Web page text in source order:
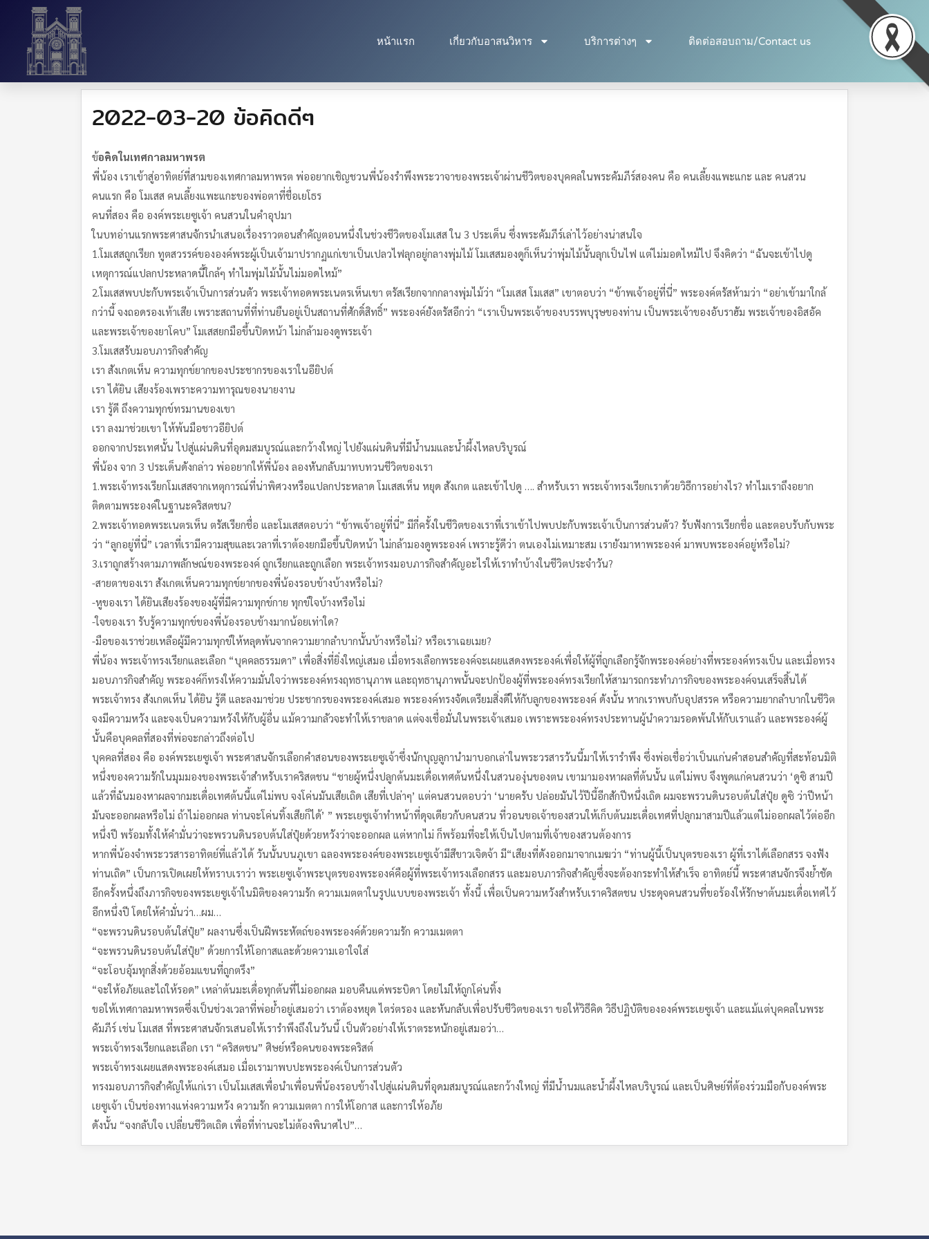
หน้าแรก เกี่ยวกับอาสนวิหาร บริการต่างๆ ติดต่อสอบถาม/Contact us
2022-03-20 ข้อคิดดีๆ
ข้อคิดในเทศกาลมหาพรต
พี่น้อง เราเข้าสู่อาทิตย์ที่สามของเทศกาลมหาพรต พ่ออยากเชิญชวนพี่น้องรำพึงพระวาจาของพระเจ้าผ่านชีวิตของบุคคลในพระคัมภีร์สองคน คือ คนเลี้ยงแพะแกะ และ คนสวน
คนแรก คือ โมเสส คนเลี้ยงแพะแกะของพ่อตาที่ชื่อเยโธร
คนที่สอง คือ องค์พระเยซูเจ้า คนสวนในคำอุปมา
ในบทอ่านแรกพระศาสนจักรนำเสนอเรื่องราวตอนสำคัญตอนหนึ่งในช่วงชีวิตของโมเสส ใน 3 ประเด็น ซึ่งพระคัมภีร์เล่าไว้อย่างน่าสนใจ
1.โมเสสถูกเรียก ทูตสวรรค์ขององค์พระผู้เป็นเจ้ามาปรากฏแก่เขาเป็นเปลวไฟลุกอยู่กลางพุ่มไม้ โมเสสมองดูก็เห็นว่าพุ่มไม้นั้นลุกเป็นไฟ แต่ไม่มอดไหม้ไป จึงคิดว่า “ฉันจะเข้าไปดู
เหตุการณ์แปลกประหลาดนี้ใกล้ๆ ทำไมพุ่มไม้นั้นไม่มอดไหม้”
2.โมเสสพบปะกับพระเจ้าเป็นการส่วนตัว พระเจ้าทอดพระเนตรเห็นเขา ตรัสเรียกจากกลางพุ่มไม้ว่า “โมเสส โมเสส” เขาตอบว่า “ข้าพเจ้าอยู่ที่นี่” พระองค์ตรัสห้ามว่า “อย่าเข้ามาใกล้
กว่านี้ จงถอดรองเท้าเสีย เพราะสถานที่ที่ท่านยืนอยู่เป็นสถานที่ศักดิ์สิทธิ์” พระองค์ยังตรัสอีกว่า “เราเป็นพระเจ้าของบรรพบุรุษของท่าน เป็นพระเจ้าของอับราฮัม พระเจ้าของอิสอัค
และพระเจ้าของยาโคบ” โมเสสยกมือขึ้นปิดหน้า ไม่กล้ามองดูพระเจ้า
3.โมเสสรับมอบภารกิจสำคัญ
เรา สังเกตเห็น ความทุกข์ยากของประชากรของเราในอียิปต์
เรา ได้ยิน เสียงร้องเพราะความทารุณของนายงาน
เรา รู้ดี ถึงความทุกข์ทรมานของเขา
เรา ลงมาช่วยเขา ให้พ้นมือชาวอียิปต์
ออกจากประเทศนั้น ไปสู่แผ่นดินที่อุดมสมบูรณ์และกว้างใหญ่ ไปยังแผ่นดินที่มีน้ำนมและน้ำผึ้งไหลบริบูรณ์
พี่น้อง จาก 3 ประเด็นดังกล่าว พ่ออยากให้พี่น้อง ลองหันกลับมาทบทวนชีวิตของเรา
1.พระเจ้าทรงเรียกโมเสสจากเหตุการณ์ที่น่าพิศวงหรือแปลกประหลาด โมเสสเห็น หยุด สังเกต และเข้าไปดู …. สำหรับเรา พระเจ้าทรงเรียกเราด้วยวิธีการอย่างไร? ทำไมเราถึงอยาก
ติดตามพระองค์ในฐานะคริสตชน?
2.พระเจ้าทอดพระเนตรเห็น ตรัสเรียกชื่อ และโมเสสตอบว่า “ข้าพเจ้าอยู่ที่นี่” มีกี่ครั้งในชีวิตของเราที่เราเข้าไปพบปะกับพระเจ้าเป็นการส่วนตัว? รับฟังการเรียกชื่อ และตอบรับกับพระ
ว่า “ลูกอยู่ที่นี่” เวลาที่เรามีความสุขและเวลาที่เราต้องยกมือขึ้นปิดหน้า ไม่กล้ามองดูพระองค์ เพราะรู้ดีว่า ตนเองไม่เหมาะสม เรายังมาหาพระองค์ มาพบพระองค์อยู่หรือไม่?
3.เราถูกสร้างตามภาพลักษณ์ของพระองค์ ถูกเรียกและถูกเลือก พระเจ้าทรงมอบภารกิจสำคัญอะไรให้เราทำบ้างในชีวิตประจำวัน?
-สายตาของเรา สังเกตเห็นความทุกข์ยากของพี่น้องรอบข้างบ้างหรือไม่?
-หูของเรา ได้ยินเสียงร้องของผู้ที่มีความทุกข์กาย ทุกข์ใจบ้างหรือไม่
-ใจของเรา รับรู้ความทุกข์ของพี่น้องรอบข้างมากน้อยเท่าใด?
-มือของเราช่วยเหลือผู้มีความทุกข์ให้หลุดพ้นจากความยากลำบากนั้นบ้างหรือไม่? หรือเราเฉยเมย?
พี่น้อง พระเจ้าทรงเรียกและเลือก “บุคคลธรรมดา” เพื่อสิ่งที่ยิ่งใหญ่เสมอ เมื่อทรงเลือกพระองค์จะเผยแสดงพระองค์เพื่อให้ผู้ที่ถูกเลือกรู้จักพระองค์อย่างที่พระองค์ทรงเป็น และเมื่อทรง
มอบภารกิจสำคัญ พระองค์ก็ทรงให้ความมั่นใจว่าพระองค์ทรงฤทธานุภาพ และฤทธานุภาพนั้นจะปกป้องผู้ที่พระองค์ทรงเรียกให้สามารถกระทำภารกิจของพระองค์จนเสร็จสิ้นได้
พระเจ้าทรง สังเกตเห็น ได้ยิน รู้ดี และลงมาช่วย ประชากรของพระองค์เสมอ พระองค์ทรงจัดเตรียมสิ่งดีให้กับลูกของพระองค์ ดังนั้น หากเราพบกับอุปสรรค หรือความยากลำบากในชีวิต
จงมีความหวัง และจงเป็นความหวังให้กับผู้อื่น แม้ความกลัวจะทำให้เราขลาด แต่จงเชื่อมั่นในพระเจ้าเสมอ เพราะพระองค์ทรงประทานผู้นำความรอดพ้นให้กับเราแล้ว และพระองค์ผู้
นั้นคือบุคคลที่สองที่พ่อจะกล่าวถึงต่อไป
บุคคลที่สอง คือ องค์พระเยซูเจ้า พระศาสนจักรเลือกคำสอนของพระเยซูเจ้าซึ่งนักบุญลูกานำมาบอกเล่าในพระวรสารวันนี้มาให้เรารำพึง ซึ่งพ่อเชื่อว่าเป็นแก่นคำสอนสำคัญที่สะท้อนมิติ
หนึ่งของความรักในมุมมองของพระเจ้าสำหรับเราคริสตชน “ชายผู้หนึ่งปลูกต้นมะเดื่อเทศต้นหนึ่งในสวนองุ่นของตน เขามามองหาผลที่ต้นนั้น แต่ไม่พบ จึงพูดแก่คนสวนว่า ‘ดูซิ สามปี
แล้วที่ฉันมองหาผลจากมะเดื่อเทศต้นนี้แต่ไม่พบ จงโค่นมันเสียเถิด เสียที่เปล่าๆ’ แต่คนสวนตอบว่า ‘นายครับ ปล่อยมันไว้ปีนี้อีกสักปีหนึ่งเถิด ผมจะพรวนดินรอบต้นใส่ปุ๋ย ดูซิ ว่าปีหน้า
มันจะออกผลหรือไม่ ถ้าไม่ออกผล ท่านจะโค่นทิ้งเสียก็ได้’ ” พระเยซูเจ้าทำหน้าที่ดุจเดียวกับคนสวน ที่วอนขอเจ้าของสวนให้เก็บต้นมะเดื่อเทศที่ปลูกมาสามปีแล้วแต่ไม่ออกผลไว้ต่ออีก
หนึ่งปี พร้อมทั้งให้คำมั่นว่าจะพรวนดินรอบต้นใส่ปุ๋ยด้วยหวังว่าจะออกผล แต่หากไม่ ก็พร้อมที่จะให้เป็นไปตามที่เจ้าของสวนต้องการ
หากพี่น้องจำพระวรสารอาทิตย์ที่แล้วได้ วันนั้นบนภูเขา ฉลองพระองค์ของพระเยซูเจ้ามีสีขาวเจิดจ้า มี“เสียงที่ดังออกมาจากเมฆว่า “ท่านผู้นี้เป็นบุตรของเรา ผู้ที่เราได้เลือกสรร จงฟัง
ท่านเถิด” เป็นการเปิดเผยให้ทราบเราว่า พระเยซูเจ้าพระบุตรของพระองค์คือผู้ที่พระเจ้าทรงเลือกสรร และมอบภารกิจสำคัญซึ่งจะต้องกระทำให้สำเร็จ อาทิตย์นี้ พระศาสนจักรจึงย้ำชัด
อีกครั้งหนึ่งถึงภารกิจของพระเยซูเจ้าในมิติของความรัก ความเมตตาในรูปแบบของพระเจ้า ทั้งนี้ เพื่อเป็นความหวังสำหรับเราคริสตชน ประดุจคนสวนที่ขอร้องให้รักษาต้นมะเดื่อเทศไว้
อีกหนึ่งปี โดยให้คำมั่นว่า…ผม…
“จะพรวนดินรอบต้นใส่ปุ๋ย” ผลงานซึ่งเป็นฝีพระหัตถ์ของพระองค์ด้วยความรัก ความเมตตา
“จะพรวนดินรอบต้นใส่ปุ๋ย” ด้วยการให้โอกาสและด้วยความเอาใจใส่
“จะโอบอุ้มทุกสิ่งด้วยอ้อมแขนที่ถูกตรึง”
“จะให้อภัยและไถ่ให้รอด” เหล่าต้นมะเดื่อทุกต้นที่ไม่ออกผล มอบคืนแด่พระบิดา โดยไม่ให้ถูกโค่นทิ้ง
ขอให้เทศกาลมหาพรตซึ่งเป็นช่วงเวลาที่พ่อย้ำอยู่เสมอว่า เราต้องหยุด ไตร่ตรอง และหันกลับเพื่อปรับชีวิตของเรา ขอให้วิธีคิด วิธีปฏิบัติขององค์พระเยซูเจ้า และแม้แต่บุคคลในพระ
คัมภีร์ เช่น โมเสส ที่พระศาสนจักรเสนอให้เรารำพึงถึงในวันนี้ เป็นตัวอย่างให้เราตระหนักอยู่เสมอว่า…
พระเจ้าทรงเรียกและเลือก เรา “คริสตชน” ศิษย์หรือคนของพระคริสต์
พระเจ้าทรงเผยแสดงพระองค์เสมอ เมื่อเรามาพบปะพระองค์เป็นการส่วนตัว
ทรงมอบภารกิจสำคัญให้แก่เรา เป็นโมเสสเพื่อนำเพื่อนพี่น้องรอบข้างไปสู่แผ่นดินที่อุดมสมบูรณ์และกว้างใหญ่ ที่มีน้ำนมและน้ำผึ้งไหลบริบูรณ์ และเป็นศิษย์ที่ต้องร่วมมือกับองค์พระ
เยซูเจ้า เป็นช่องทางแห่งความหวัง ความรัก ความเมตตา การให้โอกาส และการให้อภัย
ดังนั้น “จงกลับใจ เปลี่ยนชีวิตเถิด เพื่อที่ท่านจะไม่ต้องพินาศไป”…